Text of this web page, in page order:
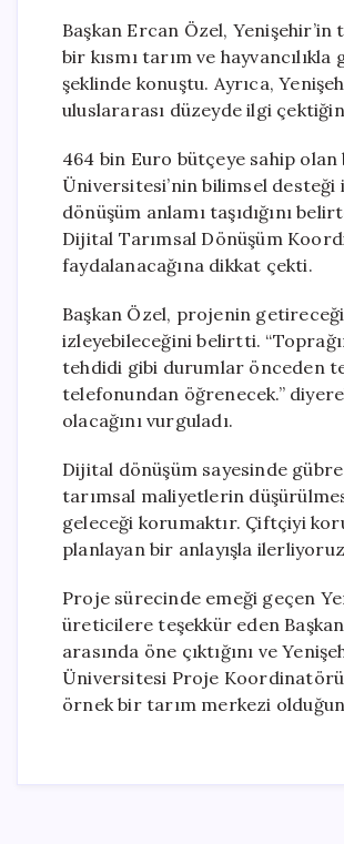
Başkan Ercan Özel,
bir kısmı tarım ve
şeklinde konuştu. Ayrıca,
uluslararası düzeyde ilgi
464 bin Euro bütçeye sahip
Üniversitesi’nin bilimsel
dönüşüm anlamı taşıdığını
Dijital Tarımsal Dönüşüm
faydalanacağına dikkat çekti.
Başkan Özel, projenin
izleyebileceğini belirtti.
tehdidi gibi durumlar önceden
telefonundan öğrenecek.”
olacağını vurguladı.
Dijital dönüşüm sayesinde gübre
tarımsal maliyetlerin
geleceği korumaktır. Çiftçiyi
planlayan bir anlayışla
Proje sürecinde emeği geçen
üreticilere teşekkür eden
arasında öne çıktığını ve
Üniversitesi Proje
örnek bir tarım merkezi